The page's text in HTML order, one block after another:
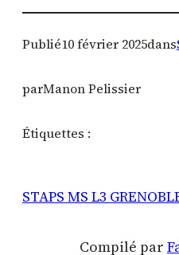
Publié10 février 2025dans
parManon Pelissier
Étiquettes :
STAPS MS L3
Compilé par